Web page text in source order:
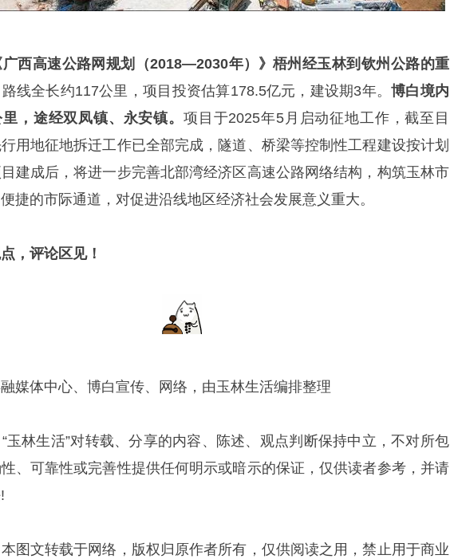
西高速公路网规划（2018—2030年）》梧州经玉林到钦州公路的重
线全长约117公里，项目投资估算178.5亿元，建设期3年。博白境内
，途经双凤镇、永安镇。 项目于2025年5月启动征地工作，截至目
用地征地拆迁工作已全部完成，隧道、桥梁等控制性工程建设按计划
建成后，将进一步完善北部湾经济区高速公路网络结构，构筑玉林市
捷的市际通道，对促进沿线地区经济社会发展意义重大。
，评论区见！
媒体中心、博白宣传、网络，由玉林生活编排整理
“玉林生活”对转载、分享的内容、陈述、观点判断保持中立，不对所包
、可靠性或完善性提供任何明示或暗示的保证，仅供读者参考，并请
本图文转载于网络，版权归原作者所有，仅供阅读之用，禁止用于商业